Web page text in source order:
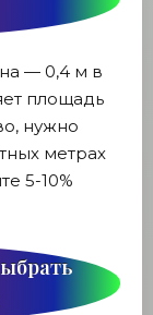
— 0,4 м в
площадь
нужно
метрах
5-10%